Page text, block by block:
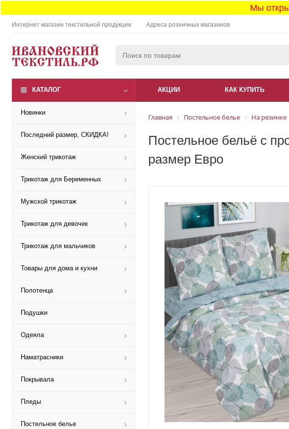
Мы
Интернет магазин текстильной продукции Адреса розничных магазинов
КАТАЛОГ АКЦИИ КАК КУПИТЬ
Новинки
Последний размер, СКИДКА!
Женский трикотаж
Трикотаж для Беременных
Мужской трикотаж
Трикотаж для девочек
Трикотаж для мальчиков
Товары для дома и кухни
Полотенца
Подушки
Одеяла
Наматрасники
Покрывала
Пледы
Постельное белье
Главная Постельное белье На резинке
Постельное бельё с
размер Евро